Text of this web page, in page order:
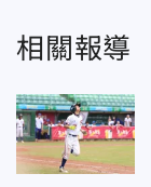
相關報導